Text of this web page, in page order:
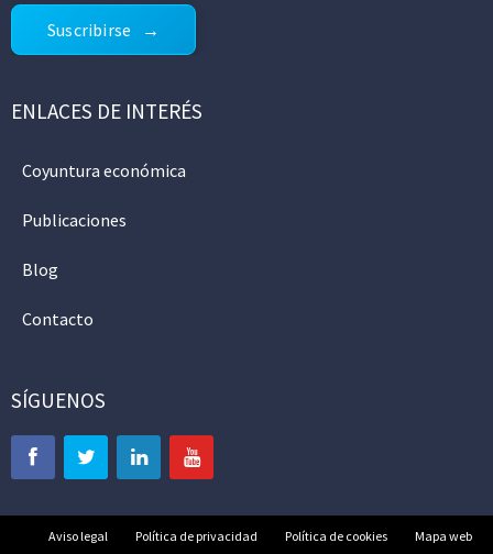
Suscribirse
ENLACES DE INTERÉS
Coyuntura económica
Publicaciones
Blog
Contacto
SÍGUENOS
Aviso legal Política de privacidad Política de cookies Mapa web